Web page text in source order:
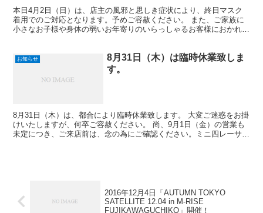
本日4月2日（日）は、店主の風邪と思しき症状により、終日マスク
着用でのご対応となります。予めご容赦ください。 また、ご家族に
小さなお子様や身体の弱いお年寄りのいらっしゃるお客様におかれま
お知らせ
8月31日（木）は臨時休業致しま
す。
8月31日（木）は、都合により臨時休業致します。 大変ご迷惑をお掛
けいたしますが、何卒ご容赦ください。 尚、9月1日（金）の営業も
未定につき、ご来店前は、念の為にご確認ください。ミニ四レーサー
2016年12月4日「AUTUMN TOKYO
SATELLITE 12.04 in M-RISE
FUJIKAWAGUCHIKO」開催！